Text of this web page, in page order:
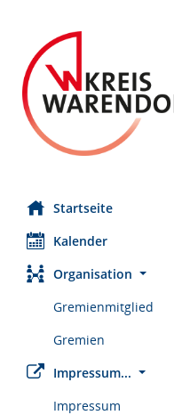
Startseite
Kalender
Organisation
Gremienmitglied
Gremien
Impressum...
Impressum